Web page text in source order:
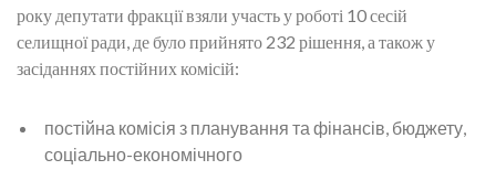
року депутати фракції взяли участь у роботі 10 сесій
селищної ради, де було прийнято 232 рішення, а також у
засіданнях постійних комісій:
постійна комісія з планування та фінансів, бюджету,
соціально-економічного